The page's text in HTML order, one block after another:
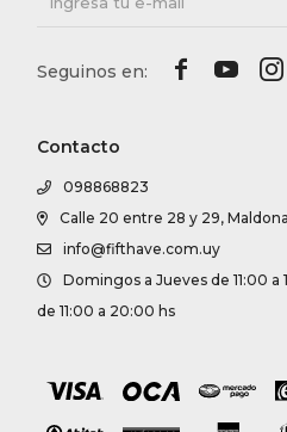
Contacto
098868823
Calle 20 entre 28 y 29,
info@fifthave.com.uy
Domingos a Jueves de 11:00 a
de 11:00 a 20:00 hs
  